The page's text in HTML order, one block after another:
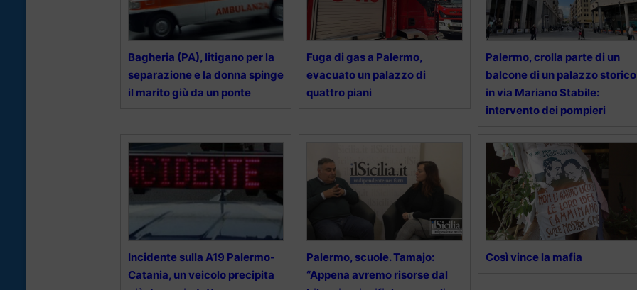
Bagheria (PA), litigano per la
separazione e la donna spinge
il marito giù da un ponte
Fuga di gas a Palermo,
evacuato un palazzo di
quattro piani
Palermo, crolla parte di un
balcone di un palazzo storico
in via Mariano Stabile:
intervento dei pompieri
Incidente sulla A19 Palermo-
Catania, un veicolo precipita
Palermo, scuole. Tamajo:
“Appena avremo risorse dal
Così vince la mafia